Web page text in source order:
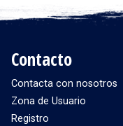
Contacto
Contacta con nosotros
Zona de Usuario
Registro